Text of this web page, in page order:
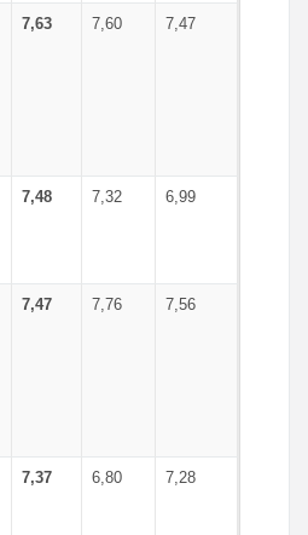
7,63 7,60 7,47
7,48 7,32 6,99
7,47 7,76 7,56
7,37 6,80 7,28